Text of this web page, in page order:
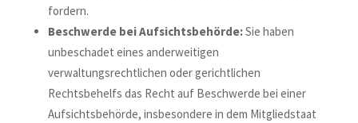
fordern.
Beschwerde bei Aufsichtsbehörde:Sie haben
unbeschadet eines anderweitigen
verwaltungsrechtlichen oder gerichtlichen
Rechtsbehelfs das Recht auf Beschwerde bei einer
Aufsichtsbehörde, insbesondere in dem Mitgliedstaat